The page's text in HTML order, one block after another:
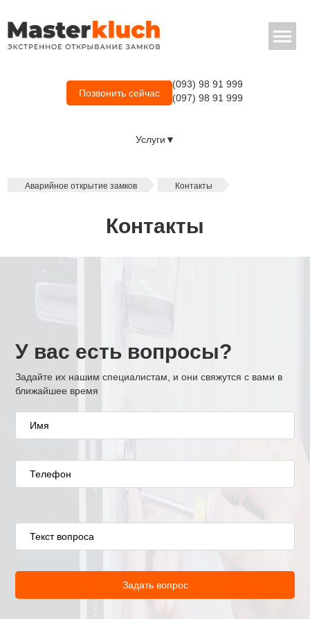
(093) 98 91 999
(097) 98 91 999
Позвонить сейчас
Услуги▼
Аварийное открытие замков Контакты
Контакты
У вас есть вопросы?
Задайте их нашим специалистам, и они свяжутся с вами в
ближайшее время
Задать вопрос